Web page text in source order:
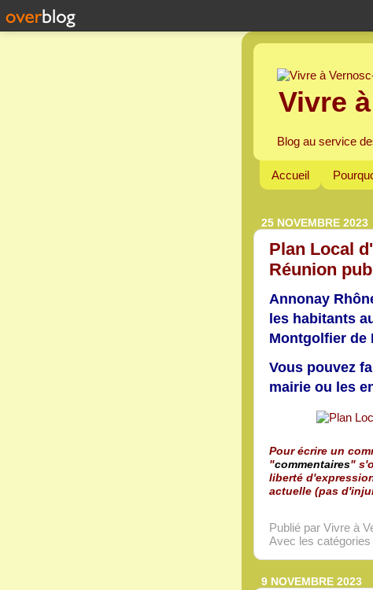
Vivre
Blog au service
Accueil
25 NOVEMBRE 2023
Plan Local
Réunion
Annonay
les habitants
Montgolfier de
Vous pouvez
mairie ou les
Pour écrire un
"commentaires"
liberté
actuelle (pas
Publié par Vivre à
Avec les catégories
9 NOVEMBRE 2023